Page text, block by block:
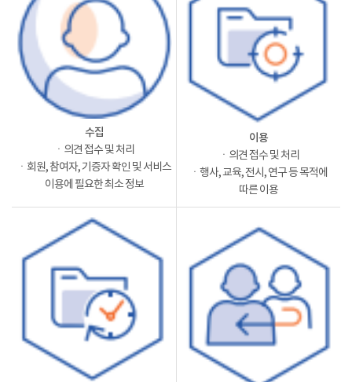
수집
ㆍ의견 접수 및 처리
ㆍ회원, 참여자, 기증자 확인 및 서비스
이용에 필요한 최소 정보
이용
ㆍ의견 접수 및 처리
ㆍ행사, 교육, 전시, 연구 등 목적에
따른 이용